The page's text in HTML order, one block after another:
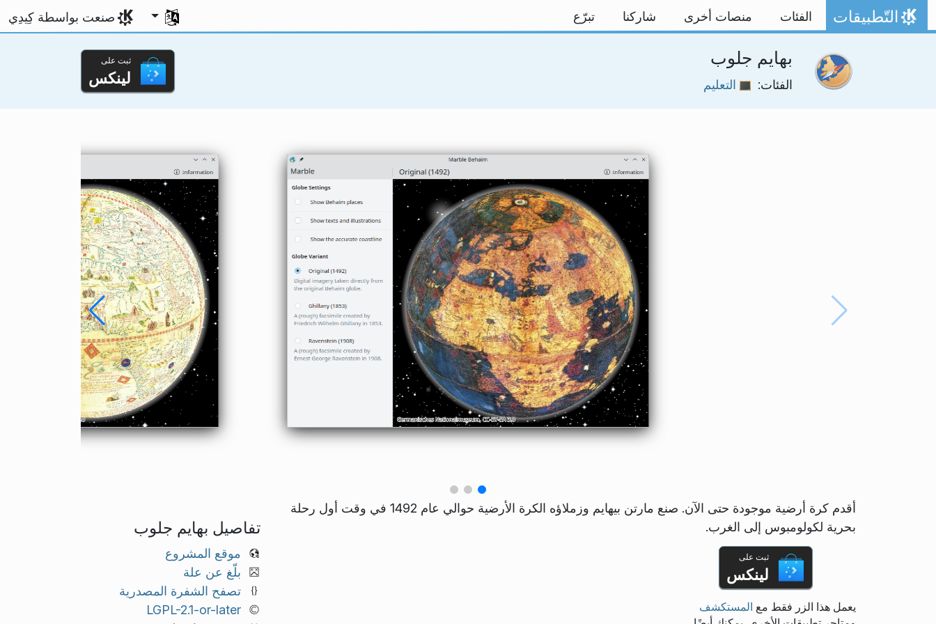
تخط المحتوى
الصفحة الرئيسة
التّطبيقات الفئات منصات أخرى شاركنا تبرّع
اختر لغتك
صنعت بواسطة كِيدِي
بهايم جلوب
الفئات: التعليم
ثبت على
لينكس
أقدم كرة أرضية موجودة حتى الآن. صنع مارتن بيهايم وزملاؤه الكرة الأرضية حوالي عام 1492 في وقت أول رحلة
بحرية لكولومبوس إلى الغرب.
ثبت على
لينكس
يعمل هذا الزر فقط مع المستكشف
تفاصيل بهايم جلوب
موقع المشروع
بلّغ عن علة
تصفح الشفرة المصدرية
LGPL-2.1-or-later